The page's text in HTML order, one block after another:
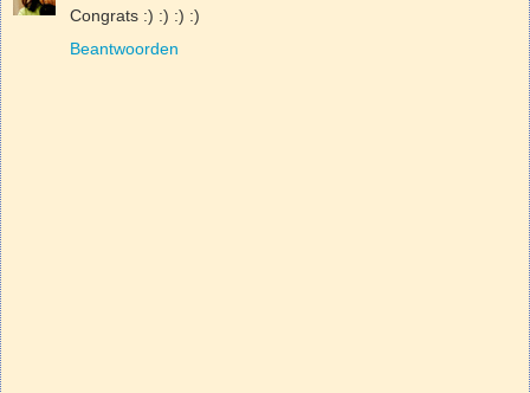
Congrats :) :) :) :)
Beantwoorden